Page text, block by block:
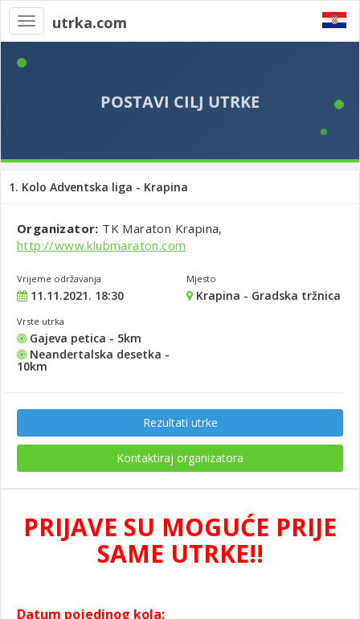
Toggle
navigation
utrka.com
1. Kolo Adventska liga - Krapina
Organizator: TK Maraton Krapina,
http://www.klubmaraton.com
Vrijeme održavanja
11.11.2021. 18:30
Mjesto
Krapina - Gradska tržnica
Vrste utrka
Gajeva petica - 5km
Neandertalska desetka -
10km
Rezultati utrke
Kontaktiraj organizatora
PRIJAVE SU MOGUĆE PRIJE
SAME UTRKE!!
Datum pojedinog kola: